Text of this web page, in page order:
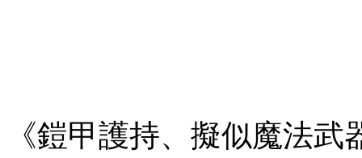
《鎧甲護持、擬似魔法